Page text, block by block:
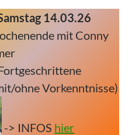
14.03.26
mit Conny
ohne Vorkenntnisse)
-> INFOS hier